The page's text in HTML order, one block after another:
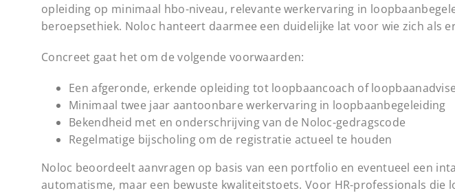
opleiding op minimaal hbo-niveau, relevante werkervaring in
beroepsethiek. Noloc hanteert daarmee een duidelijke lat voor wie zich als
Concreet gaat het om de volgende voorwaarden:
Een afgeronde, erkende opleiding tot loopbaancoach of
Minimaal twee jaar aantoonbare werkervaring in loopbaanbegeleiding
Bekendheid met en onderschrijving van de Noloc-gedragscode
Regelmatige bijscholing om de registratie actueel te houden
Noloc beoordeelt aanvragen op basis van een portfolio en eventueel een
automatisme, maar een bewuste kwaliteitstoets. Voor HR-professionals die